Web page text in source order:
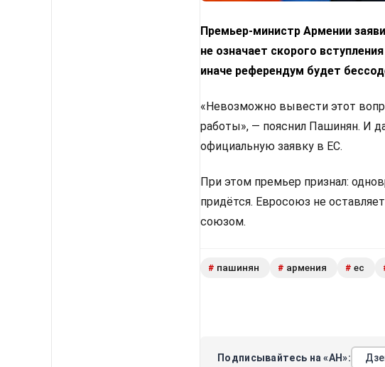
Премьер-министр Армении
не означает скорого
иначе референдум будет
«Невозможно вывести этот
работы», — пояснил Пашинян. И
официальную заявку в ЕС.
При этом премьер признал:
придётся. Евросоюз не
союзом.
# пашинян # армения # ес
Подписывайтесь на «АН»: